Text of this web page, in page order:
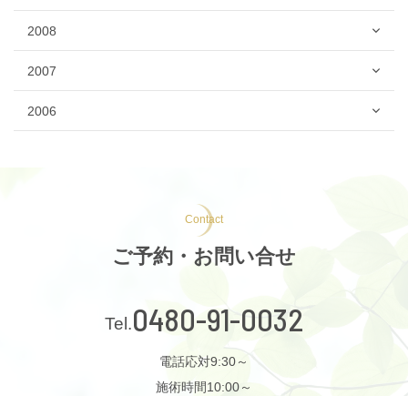
2008
2007
2006
Contact
ご予約・お問い合せ
0480-91-0032
電話応対9:30～
施術時間10:00～